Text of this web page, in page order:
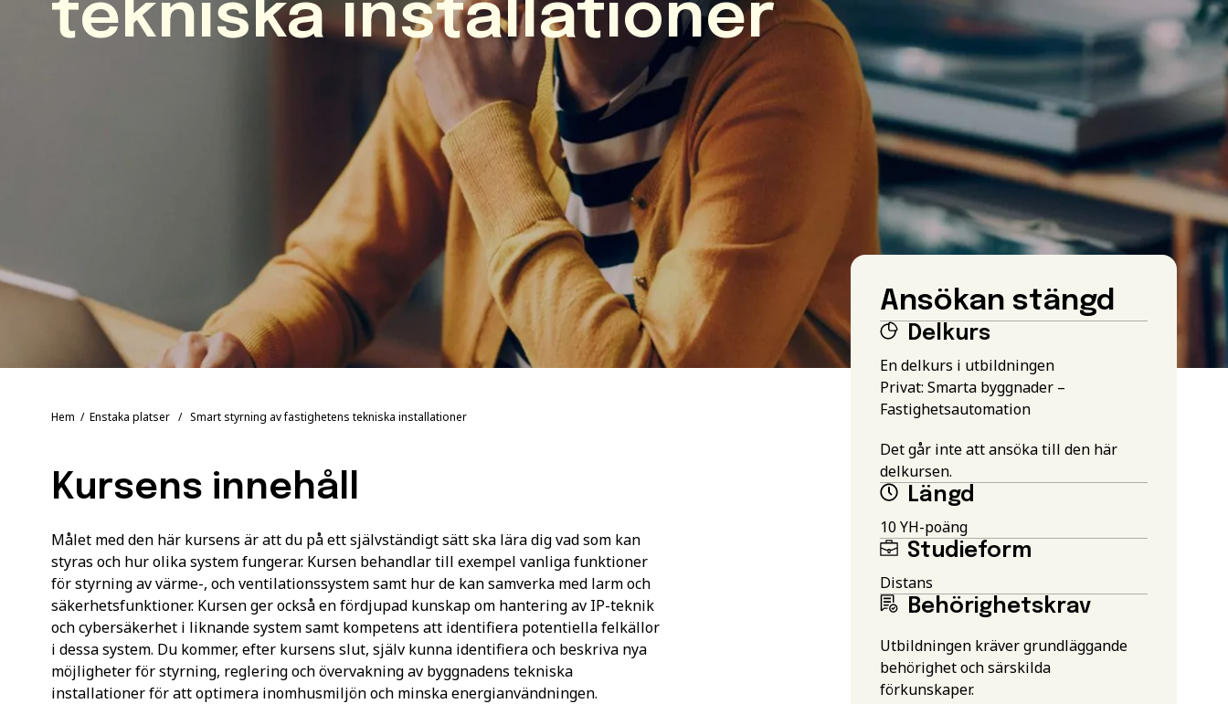
tekniska installationer
Hem / Enstaka platser / Smart styrning av fastighetens tekniska installationer
Kursens innehåll
Målet med den här kursens är att du på ett självständigt sätt ska lära dig vad som kan
styras och hur olika system fungerar. Kursen behandlar till exempel vanliga funktioner
för styrning av värme-, och ventilationssystem samt hur de kan samverka med larm och
säkerhetsfunktioner. Kursen ger också en fördjupad kunskap om hantering av IP-teknik
och cybersäkerhet i liknande system samt kompetens att identifiera potentiella felkällor
i dessa system. Du kommer, efter kursens slut, själv kunna identifiera och beskriva nya
möjligheter för styrning, reglering och övervakning av byggnadens tekniska
installationer för att optimera inomhusmiljön och minska energianvändningen.
Ansökan stängd
Delkurs
En delkurs i utbildningen
Privat: Smarta byggnader –
Fastighetsautomation
Det går inte att ansöka till den här
delkursen.
Längd
10 YH-poäng
Studieform
Distans
Behörighetskrav
Utbildningen kräver grundläggande
behörighet och särskilda
förkunskaper.